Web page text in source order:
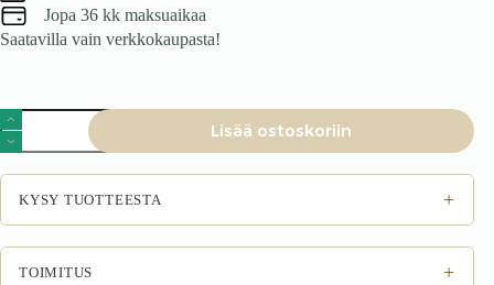
Jopa 36 kk maksuaikaa
Saatavilla vain verkkokaupasta!
Työpöytä
GROSSA
valkotammi
määrä
Lisää ostoskoriin
KYSY TUOTTEESTA +
TOIMITUS +